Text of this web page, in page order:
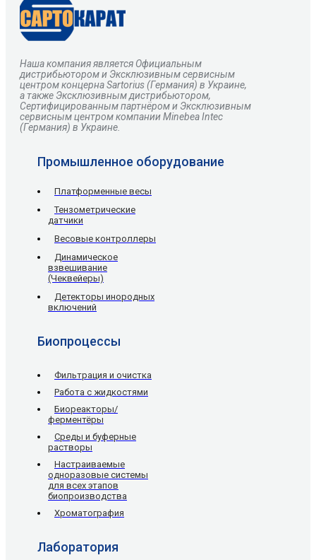
Наша компания является Официальным
дистрибьютором и Эксклюзивным сервисным
центромконцернаSartorius(Германия) в Украине,
а также Эксклюзивным дистрибьютором,
Сертифицированным партнёром и Эксклюзивным
сервисным центром компании Minebea Intec
(Германия) в Украине.
Промышленное оборудование
Платформенные весы
Тензометрические
датчики
Весовые контроллеры
Динамическое
взвешивание
(Чеквейеры)
Детекторы инородных
включений
Биопроцессы
Фильтрация и очистка
Работа с жидкостями
Биореакторы/
ферментёры
Среды и буферные
растворы
Настраиваемые
одноразовые системы
для всех этапов
биопроизводства
Хроматография
Лаборатория